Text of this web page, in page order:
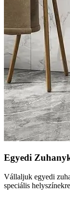
Egyedi
Vállaljuk egyedi
speciális